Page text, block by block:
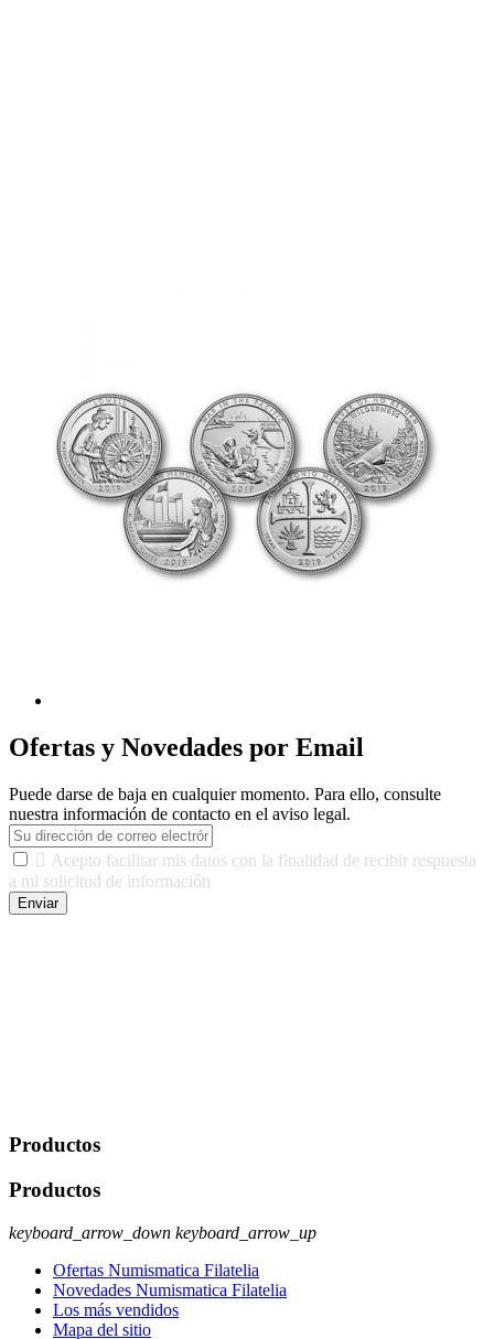
Ofertas y Novedades por Email
Puede darse de baja en cualquier momento. Para ello, consulte
nuestra información de contacto en el aviso legal.
 Acepto facilitar mis datos con la finalidad de recibir respuesta
a mi solicitud de información
Enviar
Productos
Productos
keyboard_arrow_down keyboard_arrow_up
Ofertas Numismatica Filatelia
Novedades Numismatica Filatelia
Los más vendidos
Mapa del sitio